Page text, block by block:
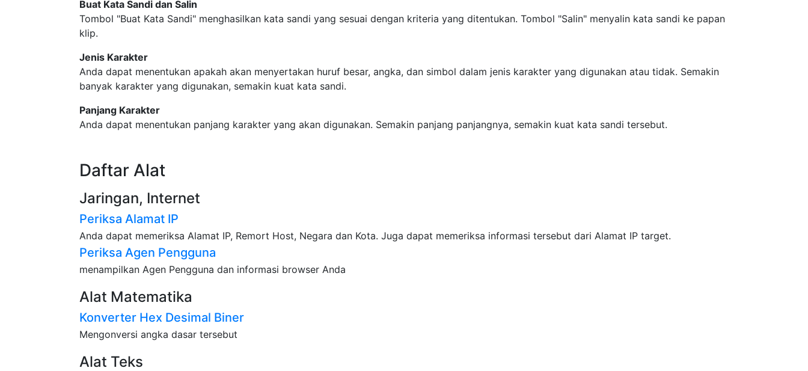
Buat Kata Sandi dan Salin
Tombol "Buat Kata Sandi" menghasilkan kata sandi yang sesuai dengan kriteria yang ditentukan. Tombol "Salin" menyalin kata sandi ke papan
klip.
Jenis Karakter
Anda dapat menentukan apakah akan menyertakan huruf besar, angka, dan simbol dalam jenis karakter yang digunakan atau tidak. Semakin
banyak karakter yang digunakan, semakin kuat kata sandi.
Panjang Karakter
Anda dapat menentukan panjang karakter yang akan digunakan. Semakin panjang panjangnya, semakin kuat kata sandi tersebut.
Daftar Alat
Jaringan, Internet
Periksa Alamat IP
Anda dapat memeriksa Alamat IP, Remort Host, Negara dan Kota. Juga dapat memeriksa informasi tersebut dari Alamat IP target.
Periksa Agen Pengguna
menampilkan Agen Pengguna dan informasi browser Anda
Alat Matematika
Konverter Hex Desimal Biner
Mengonversi angka dasar tersebut
Alat Teks